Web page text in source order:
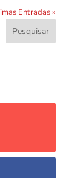
Entradas »
Pesquisar